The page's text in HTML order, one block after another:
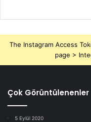
The Instagram Access
page >
Çok Görüntülenenler
5 Eylül 2020